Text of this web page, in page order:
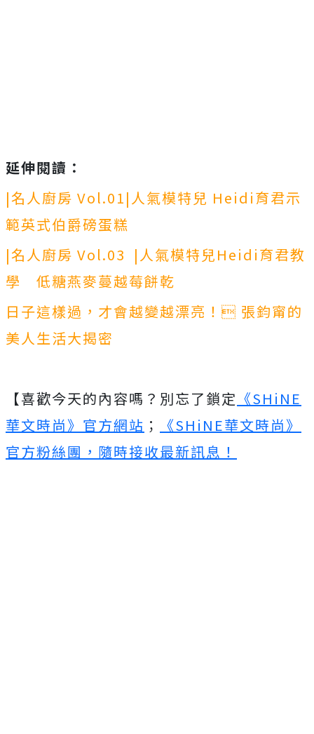
延伸閱讀：
|名人廚房 Vol.01|人氣模特兒 Heidi育君示
範英式伯爵磅蛋糕
|名人廚房 Vol.03 |人氣模特兒Heidi育君教
學 低糖燕麥蔓越莓餅乾
日子這樣過，才會越變越漂亮！ 張鈞甯的
美人生活大揭密
【喜歡今天的內容嗎？別忘了鎖定 《SHiNE
華文時尚》官方網站 ；
《SHiNE華文時尚》
官方粉絲團，隨時接收最新訊息！